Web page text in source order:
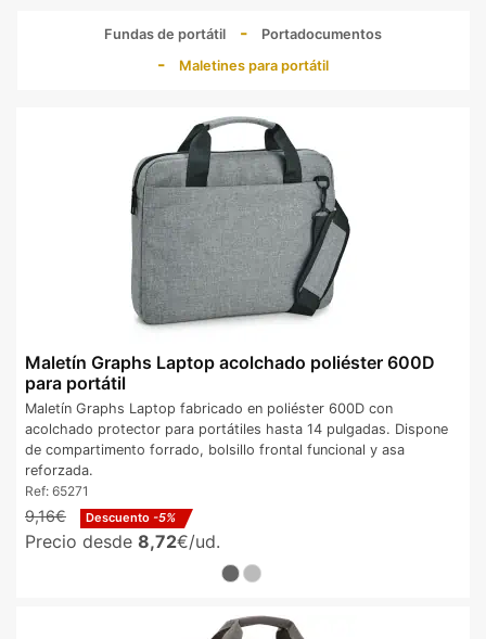
Fundas de portátil
Portadocumentos
Maletines para portátil
Maletín Graphs Laptop acolchado poliéster 600D
para portátil
Maletín Graphs Laptop fabricado en poliéster 600D con
acolchado protector para portátiles hasta 14 pulgadas. Dispone
de compartimento forrado, bolsillo frontal funcional y asa
reforzada.
Ref: 65271
9,16€ Descuento -5%
Precio desde 8,72€/ud.